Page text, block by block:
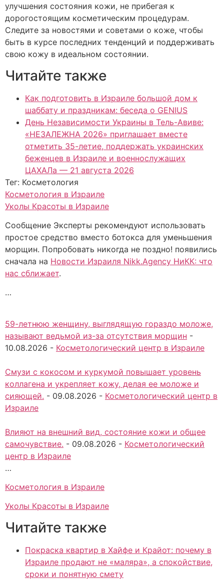
улучшения состояния кожи, не прибегая к
дорогостоящим косметическим процедурам.
Следите за новостями и советами о коже, чтобы
быть в курсе последних тенденций и поддерживать
свою кожу в идеальном состоянии.
Читайте также
Как подготовить в Израиле большой дом к
шаббату и праздникам: беседа о GENIUS
День Независимости Украины в Тель-Авиве:
«НЕЗАЛЕЖНА 2026» приглашает вместе
отметить 35-летие, поддержать украинских
беженцев в Израиле и военнослужащих
ЦАХАЛа — 21 августа 2026
Тег: Косметология
Косметология в Израиле
Уколы Красоты в Израиле
Сообщение Эксперты рекомендуют использовать
простое средство вместо ботокса для уменьшения
морщин. Попробовать никогда не поздно! появились
сначала на Новости Израиля Nikk.Agency НиКК: что
нас сближает.
…
59-летнюю женщину, выглядящую гораздо моложе,
называют ведьмой из-за отсутствия морщин -
10.08.2026 - Косметологический центр в Израиле
Смузи с кокосом и куркумой повышает уровень
коллагена и укрепляет кожу, делая ее моложе и
сияющей. - 09.08.2026 - Косметологический центр в
Израиле
Влияют на внешний вид, состояние кожи и общее
самочувствие. - 09.08.2026 - Косметологический
центр в Израиле
…
Косметология в Израиле
Уколы Красоты в Израиле
Читайте также
Покраска квартир в Хайфе и Крайот: почему в
Израиле продают не «маляра», а спокойствие,
сроки и понятную смету